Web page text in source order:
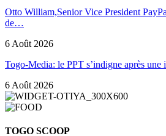
Otto William,Senior Vice President
de…
6 Août 2026
Togo-Media: le PPT s’indigne après une
6 Août 2026
TOGO SCOOP